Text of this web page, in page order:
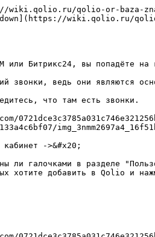
qolio-or-baza-
wiki.qolio.ru/
или Битрикс24, вы попадёте
звонки, ведь они являются
что там есть звонки.
->&#x20;
ли галочками в разделе
хотите добавить в Qolio и